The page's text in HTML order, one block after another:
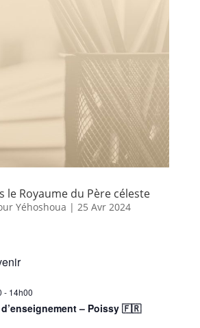
le Royaume du Père céleste
Yéhoshoua | 25 Avr 2024
- 14h00
d’enseignement – Poissy 🇫🇷